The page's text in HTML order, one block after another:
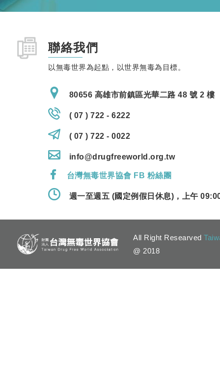
聯絡我們
以無毒世界為起點，以世界無毒為目標。
80656 高雄市前鎮區光華二路 48 號 2 樓
( 07 ) 722 - 6222
( 07 ) 722 - 0022
info@drugfreeworld.org.tw
台灣無毒世界協會 FB 粉絲團
週一至週五 (國定例假日休息)，上午
All Right Researved
@ 2018